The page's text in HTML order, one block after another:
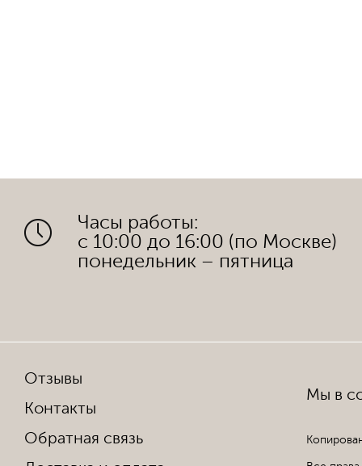
Часы работы:
с 10:00 до 16:00 (по Москве)
понедельник – пятница
Отзывы
Контакты
Обратная связь
Мы в